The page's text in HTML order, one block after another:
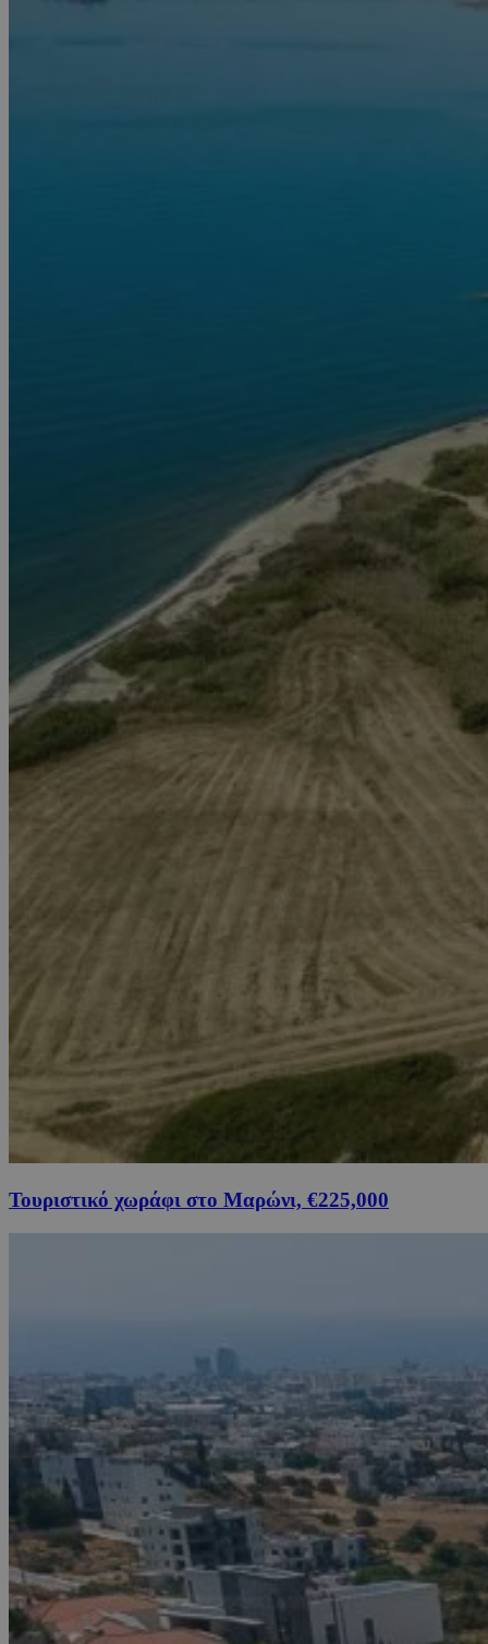
Τουριστικό χωράφι στο Μαρώνι, €225,000